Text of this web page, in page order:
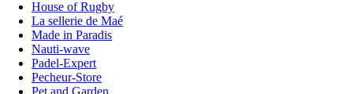
House of Rugby
La sellerie de Maé
Made in Paradis
Nauti-wave
Padel-Expert
Pecheur-Store
Pet and Garden